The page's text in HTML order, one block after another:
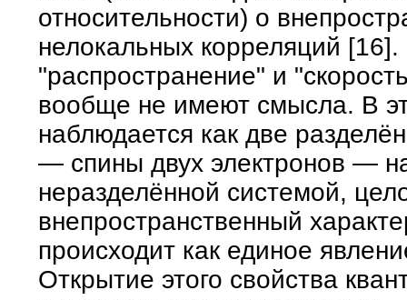
относительности) о
нелокальных корреляций
"распространение" и
вообще не имеют смысла. В
наблюдается как две
— спины двух электронов —
неразделённой системой,
внепространственный
происходит как единое
Открытие этого свойства